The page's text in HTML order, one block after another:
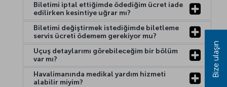
Biletimi iptal ettiğimde ödediğim ücret iade
edilirken kesintiye uğrar mı?
Biletimi değiştirmek istediğimde biletleme
servis ücreti ödemem gerekiyor mu?
Uçuş detaylarımı görebileceğim bir bölüm
var mı?
Havalimanında medikal yardım hizmeti
alabilir miyim?
Bize ulaşın